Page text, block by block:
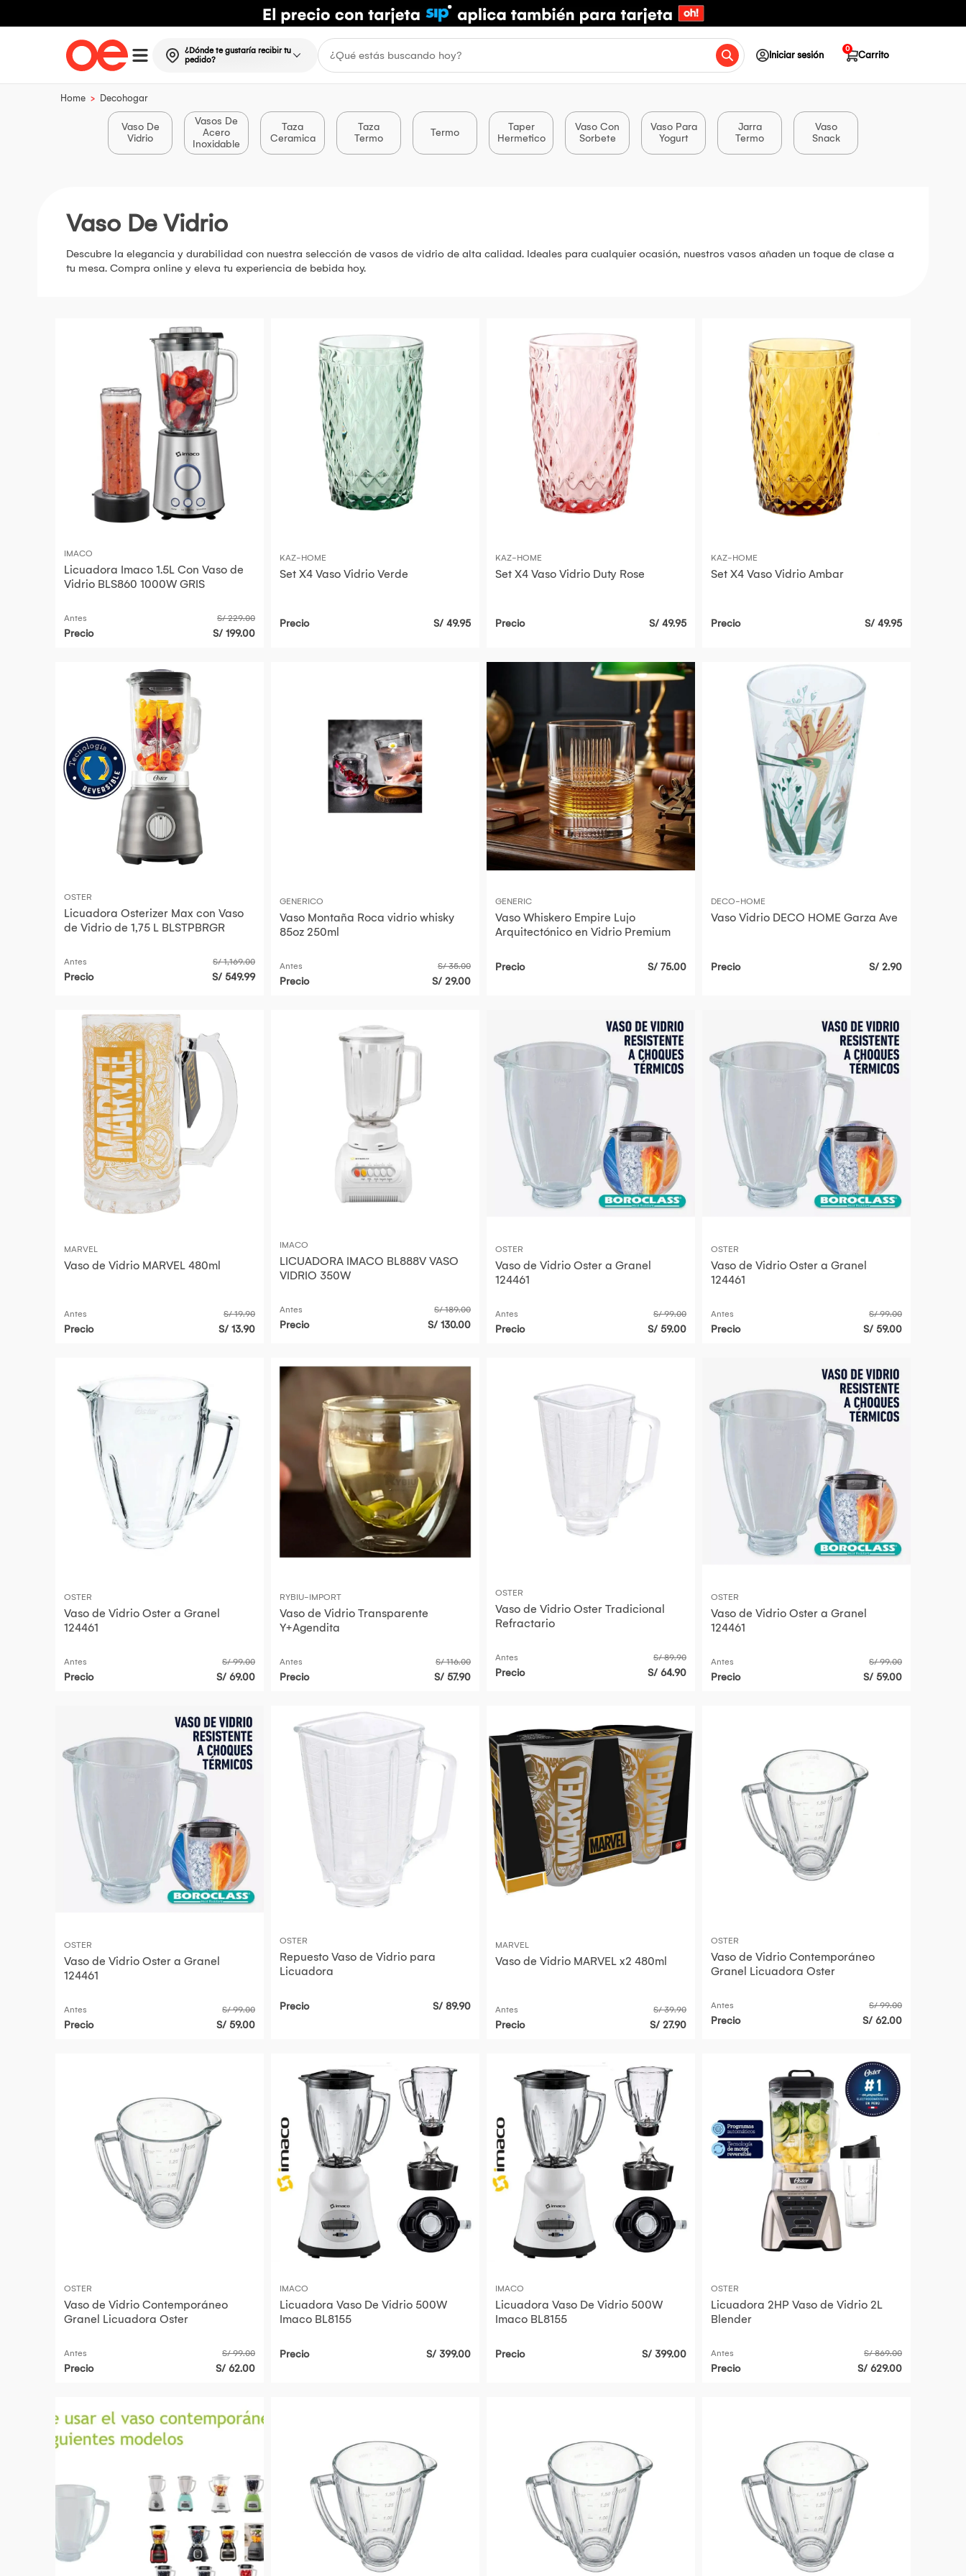
¿Dónde te gustaría recibir tu
pedido?
Iniciar sesión Carrito
0
Home > Decohogar
Vaso De
Vidrio
Vasos De
Acero
Inoxidable
Taza
Ceramica
Taza
Termo
Termo
Taper
Hermetico
Vaso Con
Sorbete
Vaso Para
Yogurt
Jarra
Termo
Vaso
Snack
Vaso De Vidrio
Descubre la elegancia y durabilidad con nuestra selección de vasos de vidrio de alta calidad. Ideales para cualquier ocasión, nuestros vasos añaden un toque de clase a
tu mesa. Compra online y eleva tu experiencia de bebida hoy.
IMACO
Licuadora Imaco 1.5L Con Vaso de
Vidrio BLS860 1000W GRIS
Antes S/ 229.00
Precio S/ 199.00
KAZ-HOME
Set X4 Vaso Vidrio Verde
Precio S/ 49.95
KAZ-HOME
Set X4 Vaso Vidrio Duty Rose
Precio S/ 49.95
KAZ-HOME
Set X4 Vaso Vidrio Ambar
Precio S/ 49.95
OSTER
Licuadora Osterizer Max con Vaso
de Vidrio de 1,75 L BLSTPBRGR
Antes S/ 1,169.00
Precio S/ 549.99
GENERICO
Vaso Montaña Roca vidrio whisky
85oz 250ml
Antes S/ 35.00
Precio S/ 29.00
GENERIC
Vaso Whiskero Empire Lujo
Arquitectónico en Vidrio Premium
Precio S/ 75.00
DECO-HOME
Vaso Vidrio DECO HOME Garza Ave
Precio S/ 2.90
MARVEL
Vaso de Vidrio MARVEL 480ml
Antes S/ 19.90
Precio S/ 13.90
IMACO
LICUADORA IMACO BL888V VASO
VIDRIO 350W
Antes S/ 189.00
Precio S/ 130.00
OSTER
Vaso de Vidrio Oster a Granel
124461
Antes S/ 99.00
Precio S/ 59.00
OSTER
Vaso de Vidrio Oster a Granel
124461
Antes S/ 99.00
Precio S/ 59.00
OSTER
Vaso de Vidrio Oster a Granel
124461
Antes S/ 99.00
Precio S/ 69.00
RYBIU-IMPORT
Vaso de Vidrio Transparente
Y+Agendita
Antes S/ 116.00
Precio S/ 57.90
OSTER
Vaso de Vidrio Oster Tradicional
Refractario
Antes S/ 89.90
Precio S/ 64.90
OSTER
Vaso de Vidrio Oster a Granel
124461
Antes S/ 99.00
Precio S/ 59.00
OSTER
Vaso de Vidrio Oster a Granel
124461
Antes S/ 99.00
Precio S/ 59.00
OSTER
Repuesto Vaso de Vidrio para
Licuadora
Precio S/ 89.90
MARVEL
Vaso de Vidrio MARVEL x2 480ml
Antes S/ 39.90
Precio S/ 27.90
OSTER
Vaso de Vidrio Contemporáneo
Granel Licuadora Oster
Antes S/ 99.00
Precio S/ 62.00
OSTER
Vaso de Vidrio Contemporáneo
Granel Licuadora Oster
Antes S/ 99.00
Precio S/ 62.00
IMACO
Licuadora Vaso De Vidrio 500W
Imaco BL8155
Precio S/ 399.00
IMACO
Licuadora Vaso De Vidrio 500W
Imaco BL8155
Precio S/ 399.00
OSTER
Licuadora 2HP Vaso de Vidrio 2L
Blender
Antes S/ 869.00
Precio S/ 629.00